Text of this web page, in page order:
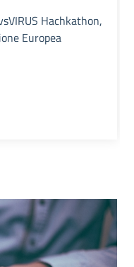
Hachkathon,
Europea